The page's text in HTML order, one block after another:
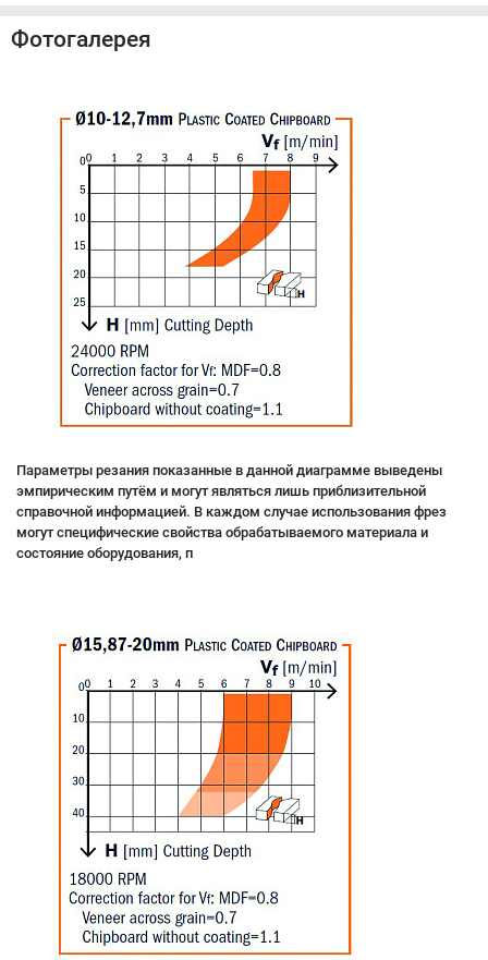
Фотогалерея
Параметры резания показанные в данной диаграмме выведены
эмпирическим путём и могут являться лишь приблизительной
справочной информацией. В каждом случае использования фрез
могут специфические свойства обрабатываемого материала и
состояние оборудования, п